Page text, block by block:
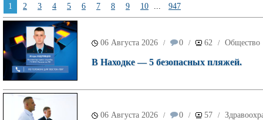
1 2 3 4 5 6 7 8 9 10 ... 947
06 Августа 2026 / 0 / 62 / Общество
В Находке — 5 безопасных пляжей.
06 Августа 2026 / 0 / 57 /